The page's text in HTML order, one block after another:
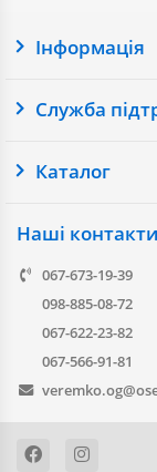
Інформація
Служба
Каталог
Наші контакти
067-673-19-39
098-885-08-72
067-622-23-82
067-566-91-81